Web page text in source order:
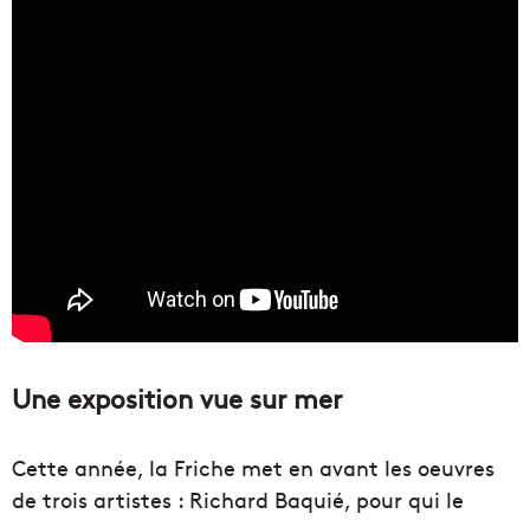
Une exposition vue sur mer
Cette année, la Friche met en avant les oeuvres
de trois artistes : Richard Baquié, pour qui le